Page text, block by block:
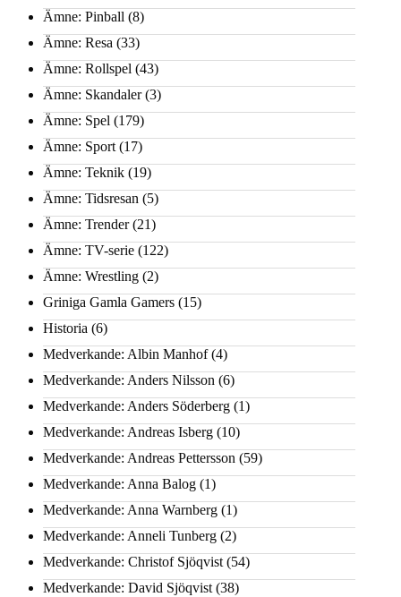
Ämne: Pinball (8)
Ämne: Resa (33)
Ämne: Rollspel (43)
Ämne: Skandaler(3)
Ämne: Spel (179)
Ämne: Sport (17)
Ämne: Teknik (19)
Ämne: Tidsresan (5)
Ämne: Trender(21)
Ämne: TV-serie (122)
Ämne: Wrestling (2)
Griniga Gamla Gamers (15)
Historia (6)
Medverkande: Albin Manhof(4)
Medverkande: Anders Nilsson (6)
Medverkande: Anders Söderberg (1)
Medverkande: Andreas Isberg (10)
Medverkande: Andreas Pettersson (59)
Medverkande: Anna Balog (1)
Medverkande: Anna Warnberg (1)
Medverkande: Anneli Tunberg (2)
Medverkande: Christof Sjöqvist (54)
Medverkande: David Sjöqvist (38)